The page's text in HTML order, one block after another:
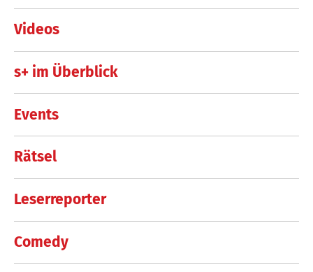
Videos
s+ im Überblick
Events
Rätsel
Leserreporter
Comedy